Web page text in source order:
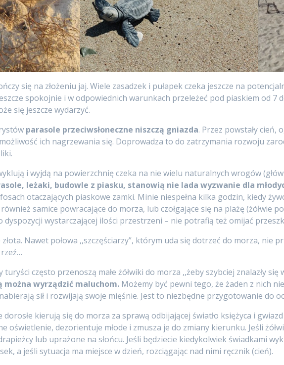
się na złożeniu jaj. Wiele zasadzek i pułapek czeka jeszcze na
spokojnie i w odpowiednich warunkach przeleżeć pod piaskiem od 7
się jeszcze wydarzyć.
parasole przeciwsłoneczne niszczą gniazda. Przez powstały
ich nagrzewania się. Doprowadza to do zatrzymania rozwoju
i wyjdą na powierzchnię czeka na nie wielu naturalnych wrogów
leżaki, budowle z piasku, stanowią nie lada wyzwanie dla
otaczających piaskowe zamki. Minie niespełna kilka godzin, kiedy
samice powracające do morza, lub czołgające się na plażę (żółwie
dyspozycji wystarczającej ilości przestrzeni – nie potrafią też omijać
Nawet połowa ,,szczęściarzy”, którym uda się dotrzeć do morza, nie
turyści często przenoszą małe żółwiki do morza ,,żeby szybciej znalazły się
wyrządzić maluchom. Możemy być pewni tego, że żaden z nich
sił i rozwijają swoje mięśnie. Jest to niezbędne przygotowanie do
dorosłe kierują się do morza za sprawą odbijającej światło księżyca i
oświetlenie, dezorientuje młode i zmusza je do zmiany kierunku. Jeśli
lub uprażone na słońcu. Jeśli będziecie kiedykolwiek świadkami
a jeśli sytuacja ma miejsce w dzień, rozciągając nad nimi ręcznik (cień).